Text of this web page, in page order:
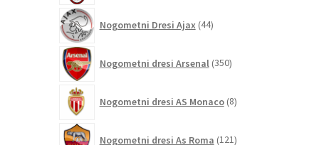
Nogometni Dresi Ajax 44izdelkov
Nogometni dresi Arsenal 350izdelkov
Nogometni dresi AS Monaco 8izdelkov
Nogometni dresi As Roma 121